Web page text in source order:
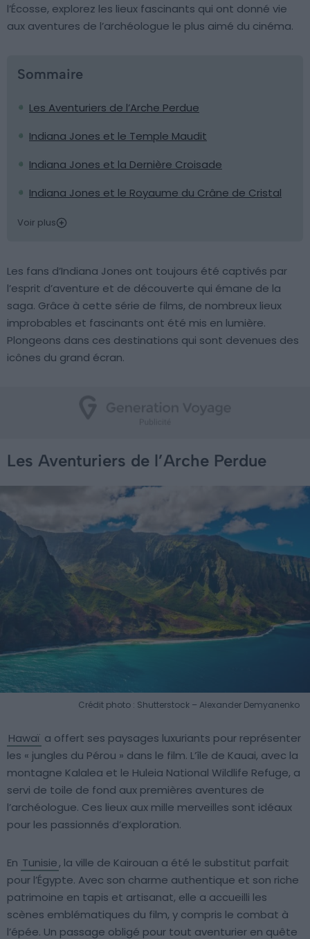
l’Écosse, explorez les lieux fascinants qui ont donné vie
aux aventures de l’archéologue le plus aimé du cinéma.
Sommaire
Les Aventuriers de l’Arche Perdue
Indiana Jones et le Temple Maudit
Indiana Jones et la Dernière Croisade
Indiana Jones et le Royaume du Crâne de Cristal
Voir plus
Les fans d’Indiana Jones ont toujours été captivés par
l’esprit d’aventure et de découverte qui émane de la
saga. Grâce à cette série de films, de nombreux lieux
improbables et fascinants ont été mis en lumière.
Plongeons dans ces destinations qui sont devenues des
icônes du grand écran.
Les Aventuriers de l’Arche Perdue
Crédit photo : Shutterstock – Alexander Demyanenko
Hawaï a offert ses paysages luxuriants pour représenter
les « jungles du Pérou » dans le film. L’île de Kauai, avec la
montagne Kalalea et le Huleia National Wildlife Refuge, a
servi de toile de fond aux premières aventures de
l’archéologue. Ces lieux aux mille merveilles sont idéaux
pour les passionnés d’exploration.
En Tunisie, la ville de Kairouan a été le substitut parfait
pour l’Égypte. Avec son charme authentique et son riche
patrimoine en tapis et artisanat, elle a accueilli les
scènes emblématiques du film, y compris le combat à
l’épée. Un passage obligé pour tout aventurier en quête